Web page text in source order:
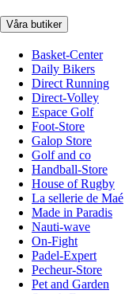
Våra butiker
Basket-Center
Daily Bikers
Direct Running
Direct-Volley
Espace Golf
Foot-Store
Galop Store
Golf and co
Handball-Store
House of Rugby
La sellerie de Maé
Made in Paradis
Nauti-wave
On-Fight
Padel-Expert
Pecheur-Store
Pet and Garden